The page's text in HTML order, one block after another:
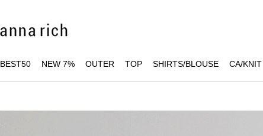
BEST50 NEW 7% OUTER TOP SHIRTS/BLOUSE CA/KNIT